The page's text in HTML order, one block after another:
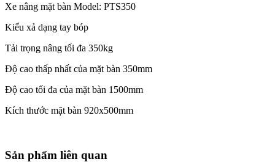
Xe nâng mặt bàn Model: PTS350
Kiểu xả dạng tay bóp
Tải trọng nâng tối đa 350kg
Độ cao thấp nhất của mặt bàn 350mm
Độ cao tối đa của mặt bàn 1500mm
Kích thước mặt bàn 920x500mm
Sản phẩm liên quan